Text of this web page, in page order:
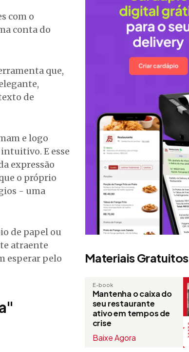
com o
conta do
que,
de
e logo
E esse
expressão
o próprio
- uma
de papel ou
atraente
esperar pelo
Materiais Gratuitos
E-book
Mantenha o caixa do
seu restaurante
ativo em tempos de
crise
Baixe Agora